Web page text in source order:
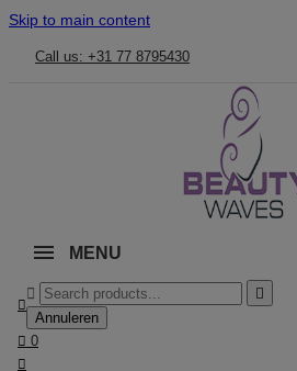
Skip to main content
Call us: +31 77 8795430
MENU



Annuleren
 0
